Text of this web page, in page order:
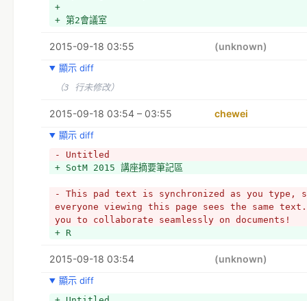
+
+ 第2會議室
2015-09-18 03:55 (unknown)
顯示 diff
（3 行未修改）
2015-09-18 03:54 – 03:55 chewei
顯示 diff
- Untitled
+ SotM 2015 講座摘要筆記區
- This pad text is synchronized as you type,
everyone viewing this page sees the same
you to collaborate seamlessly on documents!
+ R
2015-09-18 03:54 (unknown)
顯示 diff